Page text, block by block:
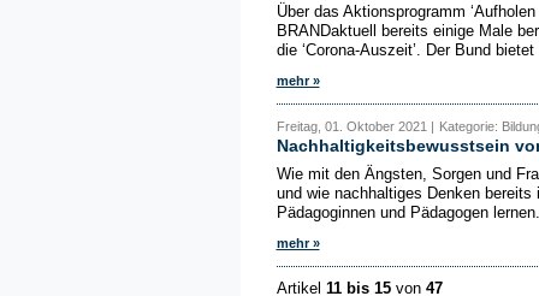
Über das Aktionsprogramm
BRANDaktuell bereits einige Male
die ‘Corona-Auszeit’. Der Bund
mehr »
Freitag, 01. Oktober 2021 | Kategorie:
Nachhaltigkeitsbewusstsein
Wie mit den Ängsten, Sorgen und
und wie nachhaltiges Denken
Pädagoginnen und Pädagogen
mehr »
Artikel 11 bis 15von 47